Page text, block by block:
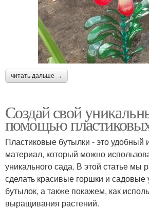
читать дальше →
Создай свой
помощью
Пластиковые бутылки - это удобный
материал, который можно
уникального сада. В этой статье мы
сделать красивые горшки и садовые
бутылок, а также покажем, как
выращивания растений.